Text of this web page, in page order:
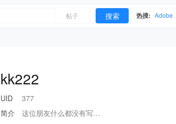
帖子 搜索 热搜: Adobe
kk222
UID
377
简介
这位朋友什么都没有写…